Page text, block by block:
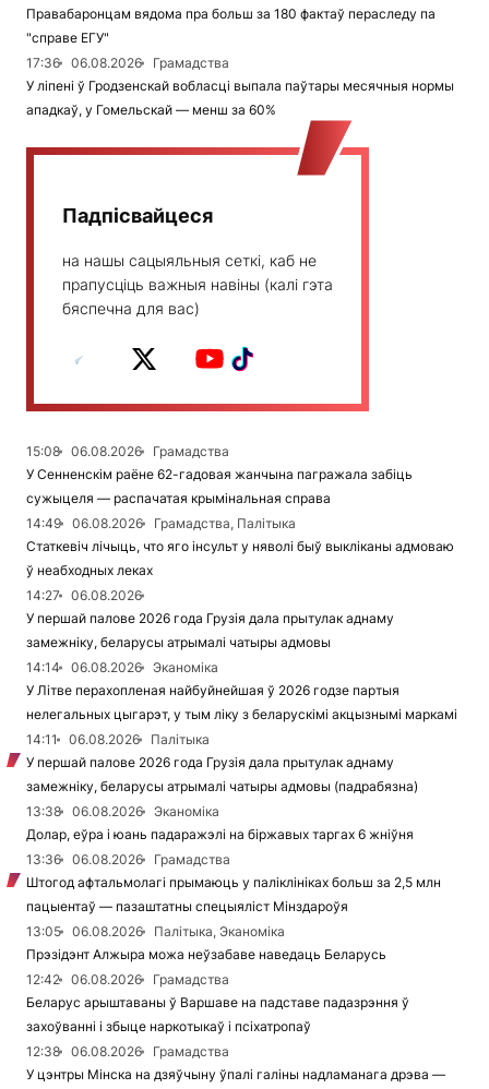
Правабаронцам вядома пра больш за 180 фактаў пераследу па
"справе ЕГУ"
17:36
06.08.2026
Грамадства
У ліпені ў Гродзенскай вобласці выпала паўтары месячныя нормы
ападкаў, у Гомельскай — менш за 60%
Падпісвайцеся
на нашы сацыяльныя сеткі, каб не
прапусціць важныя навіны (калі гэта
бяспечна для вас)
15:08 06.08.2026
Грамадства
У Сенненскім раёне 62-гадовая жанчына пагражала забіць
сужыцеля — распачатая крымінальная справа
14:49
06.08.2026
Грамадства, Палітыка
Статкевіч лічыць, что яго інсульт у няволі быў выкліканы адмоваю
ў неабходных леках
14:27
06.08.2026
У першай палове 2026 года Грузія дала прытулак аднаму
замежніку, беларусы атрымалі чатыры адмовы
14:14
06.08.2026
Эканоміка
У Літве перахопленая найбуйнейшая ў 2026 годзе партыя
нелегальных цыгарэт, у тым ліку з беларускімі акцызнымі маркамі
14:11
06.08.2026
Палітыка
У першай палове 2026 года Грузія дала прытулак аднаму
замежніку, беларусы атрымалі чатыры адмовы (падрабязна)
13:38
06.08.2026
Эканоміка
Долар, еўра і юань падаражэлі на біржавых таргах 6 жніўня
13:36
06.08.2026
Грамадства
Штогод афтальмолагі прымаюць у паліклініках больш за 2,5 млн
пацыентаў — пазаштатны спецыяліст Мінздароўя
13:05
06.08.2026
Палітыка, Эканоміка
Прэзідэнт Алжыра можа неўзабаве наведаць Беларусь
12:42
06.08.2026
Грамадства
Беларус арыштаваны ў Варшаве на падставе падазрэння ў
захоўванні і збыце наркотыкаў і псіхатропаў
12:38
06.08.2026
Грамадства
У цэнтры Мінска на дзяўчыну ўпалі галіны надламанага дрэва —